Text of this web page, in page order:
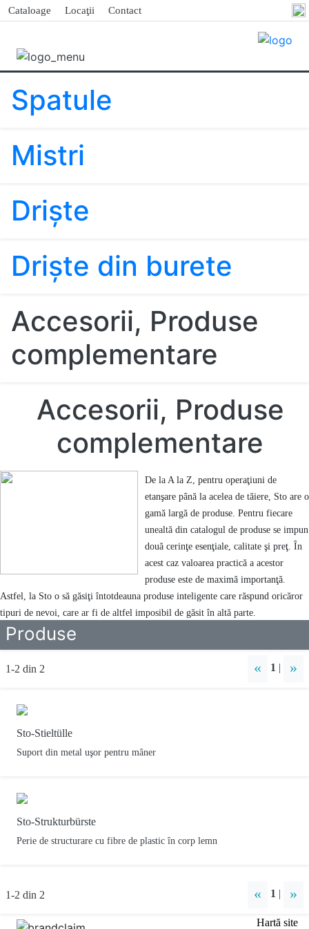
Cataloage Locaţii Contact
Spatule
Mistri
Drişte
Drişte din burete
Accesorii, Produse
complementare
Accesorii, Produse
complementare
De la A la Z, pentru operaţiuni de
etanşare până la acelea de tăiere, Sto are o
gamă largă de produse. Pentru fiecare
unealtă din catalogul de produse se impun
două cerinţe esenţiale, calitate şi preţ. În
acest caz valoarea practică a acestor
produse este de maximă importanţă.
Astfel, la Sto o să găsiţi întotdeauna produse inteligente care răspund oricăror
tipuri de nevoi, care ar fi de altfel imposibil de găsit în altă parte.
Produse
1-2 din 2 « 1 | »
Sto-Stieltülle
Suport din metal uşor pentru mâner
Sto-Strukturbürste
Perie de structurare cu fibre de plastic în corp lemn
1-2 din 2 « 1 | »
Hartă site